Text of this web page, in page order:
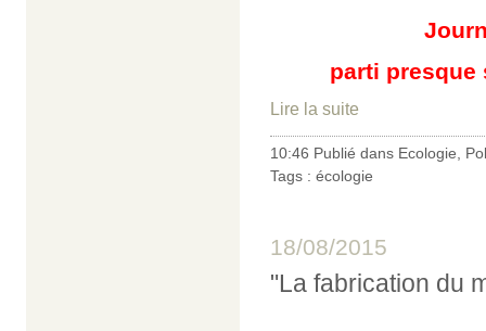
parti presque
Lire la suite
10:46 Publié dans Ecologie
Tags : écologie
18/08/2015
"La fabrication du